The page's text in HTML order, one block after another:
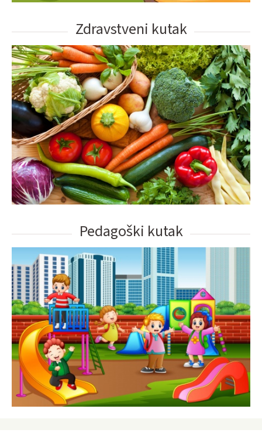
Zdravstveni kutak
Pedagoški kutak